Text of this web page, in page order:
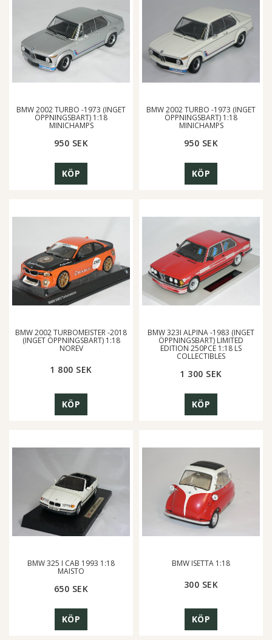
BMW 2002 TURBO -1973 (INGET
ÖPPNINGSBART) 1:18
MINICHAMPS
950 SEK
KÖP
BMW 2002 TURBO -1973 (INGET
ÖPPNINGSBART) 1:18
MINICHAMPS
950 SEK
KÖP
BMW 2002 TURBOMEISTER -2018
(INGET ÖPPNINGSBART) 1:18
NOREV
1 800 SEK
KÖP
BMW 323I ALPINA -1983 (INGET
ÖPPNINGSBART) LIMITED
EDITION 250PCE 1:18 LS
COLLECTIBLES
1 300 SEK
KÖP
BMW 325 I CAB 1993 1:18
MAISTO
650 SEK
KÖP
BMW ISETTA 1:18
300 SEK
KÖP